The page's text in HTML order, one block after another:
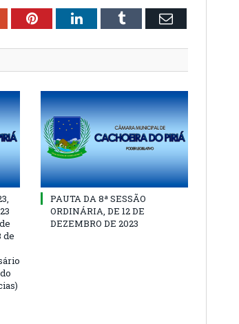
PinterestLinkedInTumblr Email
de
PAUTA DA 8ª SESSÃO
ORDINÁRIA, DE 12 DE
DEZEMBRO DE 2023